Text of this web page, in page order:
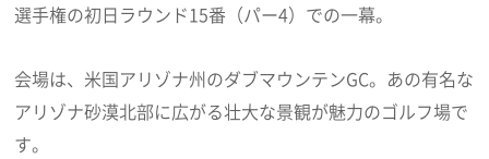
選手権の初日ラウンド15番（パー4）での一幕。
会場は、米国アリゾナ州のダブマウンテンGC。あの有名な
アリゾナ砂漠北部に広がる壮大な景観が魅力のゴルフ場で
す。